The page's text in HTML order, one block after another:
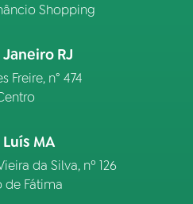
Shopping
RJ
Freire, n° 474
Luís MA
da Silva, nº 126
de Fátima